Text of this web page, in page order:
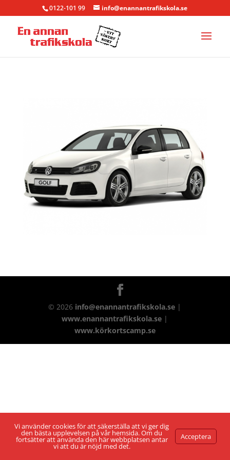
0122-101 99 info@enannantrafikskola.se
©2026 info@enannantrafikskola.se |
www.enannantrafikskola.se |
www.körkortscamp.se
Vi använder cookies för att säkerställa att vi ger dig
den bästa upplevelsen på vår hemsida. Om du
fortsätter att använda den här webbplatsen antar
vi att du är nöjd med det.
Acceptera